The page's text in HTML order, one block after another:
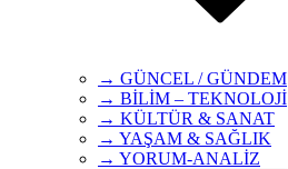
→ GÜNCEL / GÜNDEM
→ BİLİM – TEKNOLOJİ
→ KÜLTÜR & SANAT
→ YAŞAM & SAĞLIK
→ YORUM-ANALİZ